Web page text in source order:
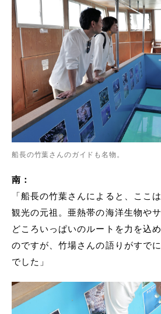
船長の竹葉さんのガイドも名物。
南：
「船長の竹葉さんによると、ここ
観光の元祖。亜熱帯の海洋生物や
どころいっぱいのルートを力を込
のですが、竹場さんの語りがすで
でした」